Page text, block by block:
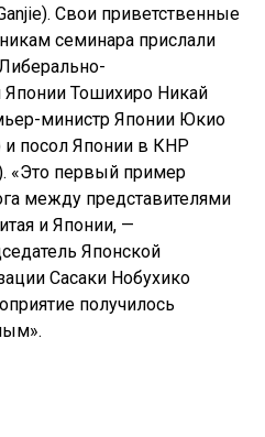
Свои приветственные
семинара прислали
Японии Тошихиро Никай
министр Японии Юкио
и посол Японии в КНР
«Это первый пример
между представителями
и Японии, —
Японской
Сасаки Нобухико
получилось